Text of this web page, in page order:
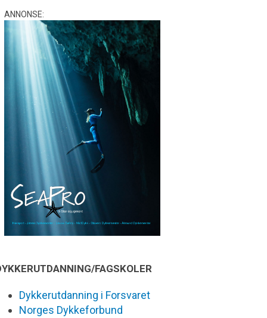
ANNONSE:
FAGSKOLER
Dykkerutdanning i Forsvaret
Norges Dykkeforbund